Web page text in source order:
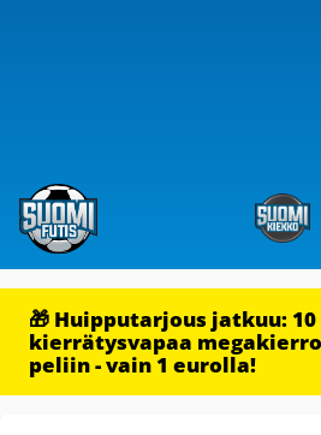
🎁 Huipputarjous jatkuu:
kierrätysvapaa
peliin - vain 1 eurolla!